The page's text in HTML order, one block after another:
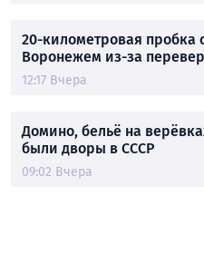
20-километровая пробка
Воронежем из-за
12:17 Вчера
Домино, бельё на
были дворы в СССР
09:02 Вчера